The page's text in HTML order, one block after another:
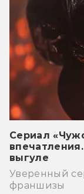
Сериал
выгуле
Уверенный
франшизы